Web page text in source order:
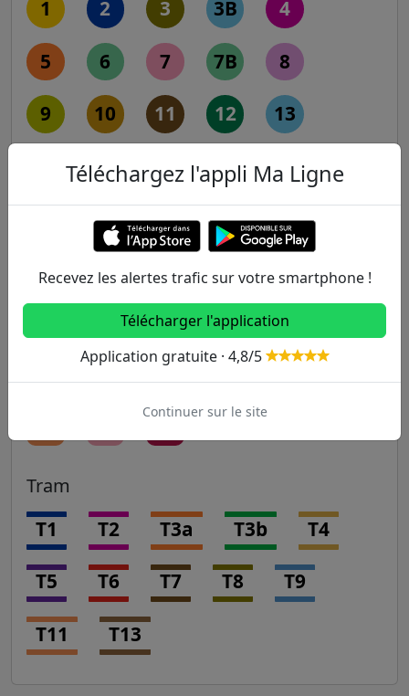
1 2 3 3B 4
5 6 7 7B 8
9 10 11 12 13
A B C D E
K
Tram
T1 T2 T3a T3b T4
T5 T6 T7 T8 T9
T11 T13
Téléchargez l'appli Ma Ligne
Recevez les alertes trafic sur votre smartphone !
Télécharger l'application
Application gratuite · 4,8/5
Continuer sur le site